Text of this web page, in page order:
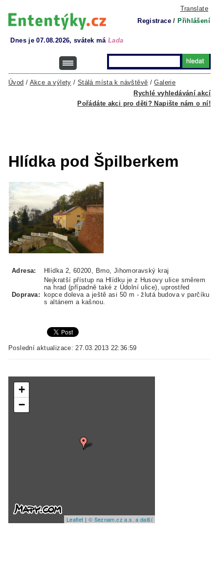
Translate
Registrace / Přihlášení
Dnes je 07.08.2026, svátek má Lada
Rychlé vyhledávání akcí
Úvod / Akce a výlety / Stálá místa k návštěvě /Galerie
Pořádáte akci pro děti? Napište nám o ní!
Hlídka pod Špilberkem
Adresa: Hlídka 2, 60200, Brno, Jihomoravský kraj
Doprava:
Nejkratší přístup na Hlídku je z Husovy ulice směrem
na hrad (případně také z Údolní ulice), uprostřed
kopce doleva a ještě asi 50 m - žlutá budova v parčíku
s altánem a kašnou.
Poslední aktualizace: 27.03.2013 22:36:59
+
−
Leaflet | © Seznam.cz a.s. a další